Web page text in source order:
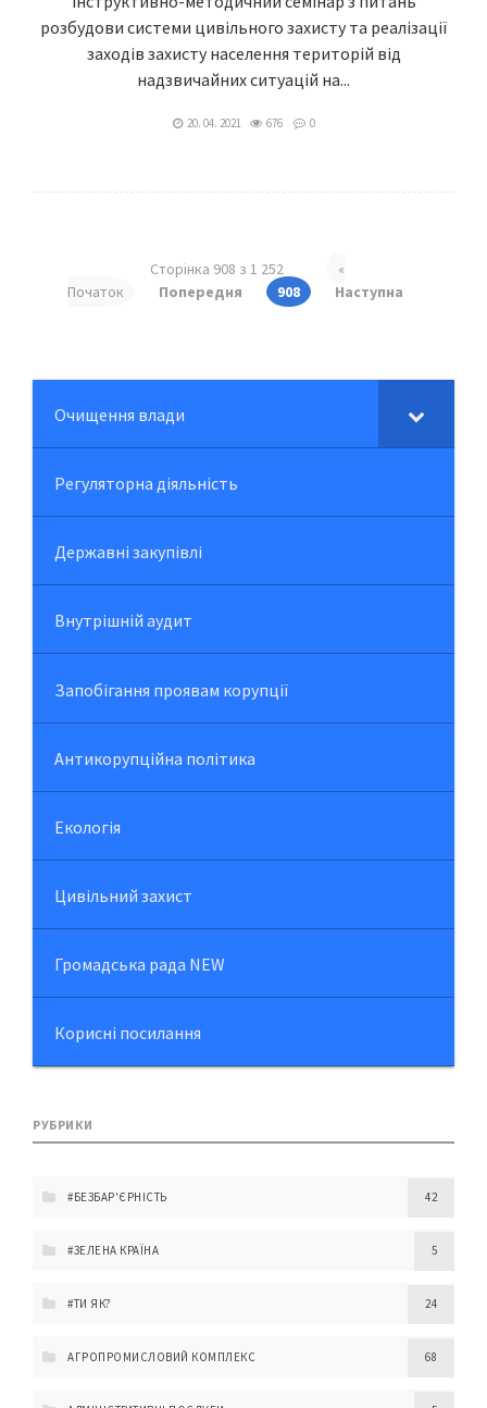
розбудови системи цивільного захисту та реалізації
заходів захисту населення територій від
надзвичайних ситуацій на...
20. 04. 2021 676 0
Сторінка 908 з 1 252
«
Початок
Попередня 908 Наступна
Очищення влади
Регуляторна діяльність
Державні закупівлі
Внутрішній аудит
Запобігання проявам корупції
Антикорупційна політика
Екологія
Цивільний захист
Громадська рада NEW
Корисні посилання
РУБРИКИ
#БЕЗБАР'ЄРНІСТЬ 42
#ЗЕЛЕНА КРАЇНА 5
#ТИ ЯК? 24
АГРОПРОМИСЛОВИЙ КОМПЛЕКС 68